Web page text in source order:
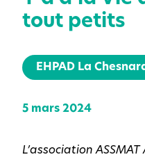
tout petits
EHPAD La
5 mars 2024
L’association